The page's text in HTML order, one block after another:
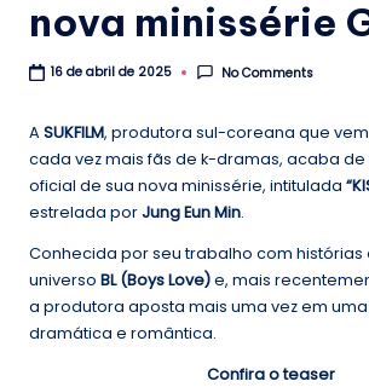
nova minissérie
16 de abril de 2025 No Comments
A SUKFILM, produtora sul-coreana que
cada vez mais fãs de k-dramas, acaba
oficial de sua nova minissérie, intitulada
estrelada porJung Eun Min.
Conhecida por seu trabalho com histórias
universo BL (Boys Love)e, mais
a produtora aposta mais uma vez em
dramática e romântica.
Confira o teaser